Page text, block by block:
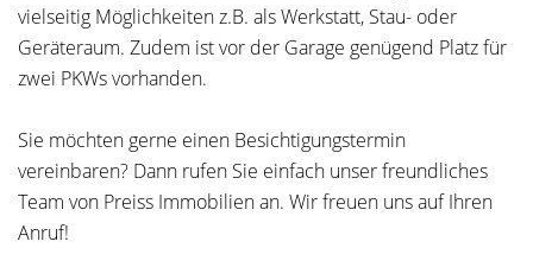
vielseitig Möglichkeiten z.B. als Werkstatt, Stau- oder
Geräteraum. Zudem ist vor der Garage genügend Platz für
zwei PKWs vorhanden.
Sie möchten gerne einen Besichtigungstermin
vereinbaren? Dann rufen Sie einfach unser freundliches
Team von Preiss Immobilien an. Wir freuen uns auf Ihren
Anruf!